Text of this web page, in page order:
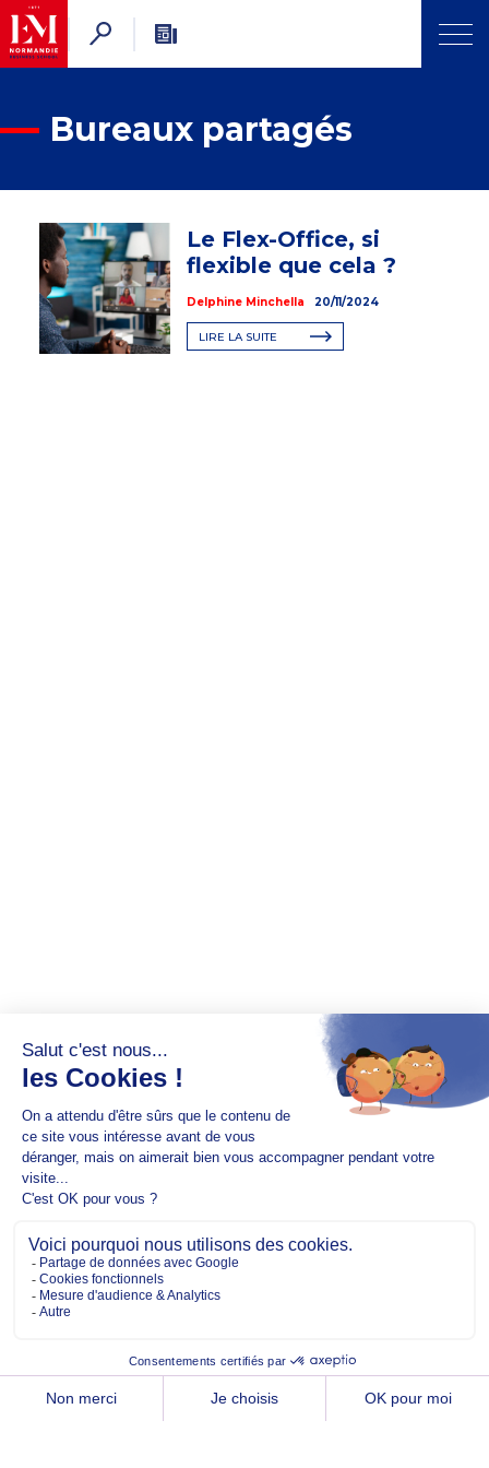
Bureaux partagés
Le Flex-Office, si
flexible que cela ?
Delphine Minchella 20/11/2024
LIRE LA SUITE